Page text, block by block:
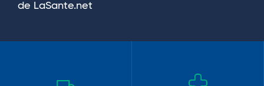
de LaSante.net